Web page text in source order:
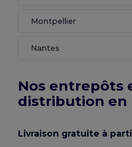
Montpellier
Nantes
Nos entrepôts
distribution en
Livraison gratuite à